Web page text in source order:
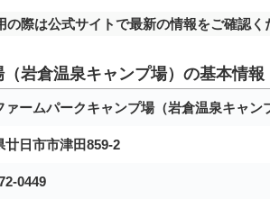
際は公式サイトで最新の情報をご確認く
岩倉温泉キャンプ場）の基本情報
ァームパークキャンプ場（岩倉温泉キャン
廿日市市津田859-2
0449